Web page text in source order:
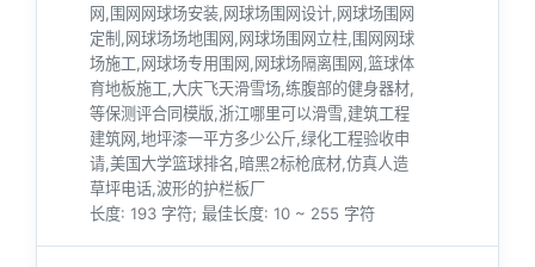
网,围网网球场安装,网球场围网设计,网球场围网
定制,网球场场地围网,网球场围网立柱,围网网球
场施工,网球场专用围网,网球场隔离围网,篮球体
育地板施工,大庆飞天滑雪场,练腹部的健身器材,
等保测评合同模版,浙江哪里可以滑雪,建筑工程
建筑网,地坪漆一平方多少公斤,绿化工程验收申
请,美国大学篮球排名,暗黑2标枪底材,仿真人造
草坪电话,波形的护栏板厂
长度: 193 字符; 最佳长度: 10 ~ 255 字符